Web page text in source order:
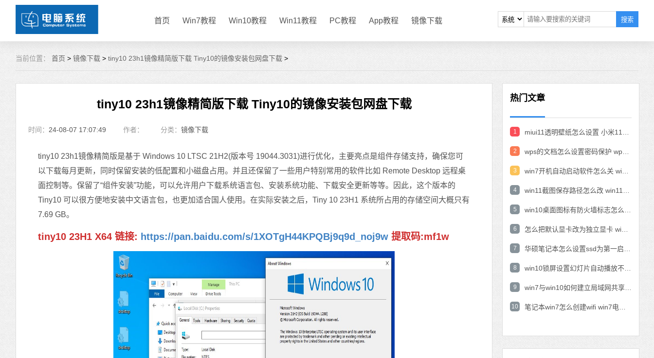
首页 Win7教程 Win10教程 Win11教程 PC教程 App教程 镜像下载 搜索
当前位置： 首页 > 镜像下载 > tiny10 23h1镜像精简版下载 Tiny10的镜像安装包网盘下载 >
tiny10 23h1镜像精简版下载 Tiny10的镜像安装包网盘下载
时间： 24-08-07 17:07:49 作者： 分类： 镜像下载
tiny10 23h1镜像精简版是基于 Windows 10 LTSC 21H2(版本号 19044.3031)进行优化，主要亮点是组件存储支持，确保您可
以下载每月更新，同时保留安装的低配置和小磁盘占用。并且还保留了一些用户特别常用的软件比如 Remote Desktop 远程桌
面控制等。保留了“组件安装”功能，可以允许用户下载系统语言包、安装系统功能、下载安全更新等等。因此，这个版本的
Tiny10 可以很方便地安装中文语言包，也更加适合国人使用。在实际安装之后，Tiny 10 23H1 系统所占用的存储空间大概只有
7.69 GB。
tiny10 23H1 X64 链接: https://pan.baidu.com/s/1XOTgH44KPQBj9q9d_noj9w 提取码:mf1w
热门文章
1
2
3
4
5
6
7
8
9
10